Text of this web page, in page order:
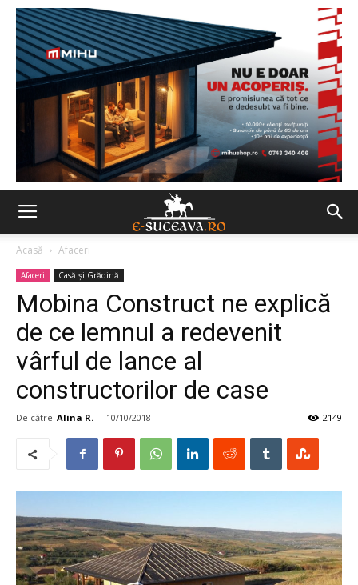
Acasă Afaceri
Afaceri Casă şi Grădină
Mobina Construct ne explică
de ce lemnul a redevenit
vârful de lance al
constructorilor de case
De către Alina R. - 10/10/2018 2149